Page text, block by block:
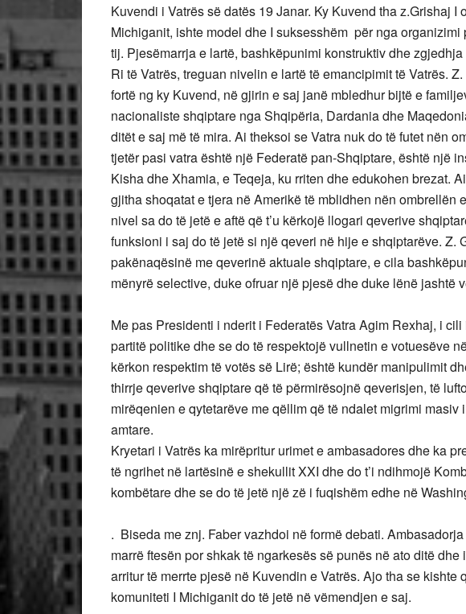
Kuvendi i Vatrës së datës 19 Janar. Ky Kuvend tha z.Grishaj I
Michiganit, ishte model dhe I suksesshëm për nga
tij. Pjesëmarrja e lartë, bashkëpunimi konstruktiv dhe
Ri të Vatrës, treguan nivelin e lartë të emancipimit të Vatrës.
fortë ng ky Kuvend, në gjirin e saj janë mbledhur bijtë e
nacionaliste shqiptare nga Shqipëria, Dardania dhe
ditët e saj më të mira. Ai theksoi se Vatra nuk do të futet nën
tjetër pasi vatra është një Federatë pan-Shqiptare, është një
Kisha dhe Xhamia, e Teqeja, ku rriten dhe edukohen brezat.
gjitha shoqatat e tjera në Amerikë të mblidhen nën ombrellën
nivel sa do të jetë e aftë që t’u kërkojë llogari qeverive
funksioni i saj do të jetë si një qeveri në hije e shqiptarëve. Z.
pakënaqësinë me qeverinë aktuale shqiptare, e cila
mënyrë selective, duke ofruar një pjesë dhe duke lënë jashtë
Me pas Presidenti i nderit i Federatës Vatra Agim Rexhaj, i
partitë politike dhe se do të respektojë vullnetin e votuesëve
kërkon respektim të votës së Lirë; është kundër manipulimit
thirrje qeverive shqiptare që të përmirësojnë qeverisjen, të
mirëqenien e qytetarëve me qëllim që të ndalet migrimi
amtare.
Kryetari i Vatrës ka mirëpritur urimet e ambasadores dhe ka
të ngrihet në lartësinë e shekullit XXI dhe do t’i ndihmojë
kombëtare dhe se do të jetë një zë i fuqishëm edhe në
. Biseda me znj. Faber vazhdoi në formë debati.
marrë ftesën por shkak të ngarkesës së punës në ato ditë
arritur të merrte pjesë në Kuvendin e Vatrës. Ajo tha se
komuniteti I Michiganit do të jetë në vëmendjen e saj.